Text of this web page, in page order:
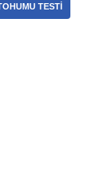
TESTI